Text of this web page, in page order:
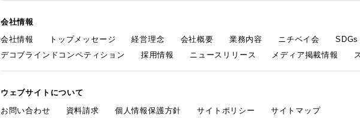
会社情報
会社情報
トップメッセージ 経営理念 会社概要 業務内容 ニチベイ会 SDGs
デコブラインドコンペティション
採用情報 ニュースリリース メディア掲載情報
ウェブサイトについて
お問い合わせ
資料請求 個人情報保護方針 サイトポリシー サイトマップ